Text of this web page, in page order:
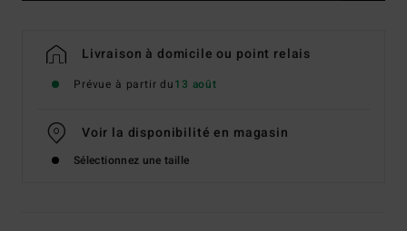
Livraison à domicile ou point relais
Prévue à partir du13 août
Voir la disponibilité en magasin
Sélectionnez une taille